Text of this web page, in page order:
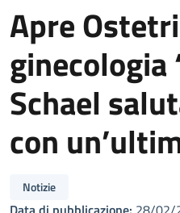
Apre
ginecologia
Schael
con
Notizie